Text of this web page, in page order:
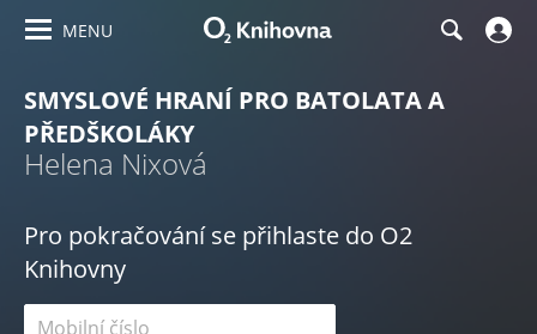
MENU
SMYSLOVÉ HRANÍ PRO BATOLATA A
PŘEDŠKOLÁKY
Helena Nixová
Pro pokračování se přihlaste do O2
Knihovny